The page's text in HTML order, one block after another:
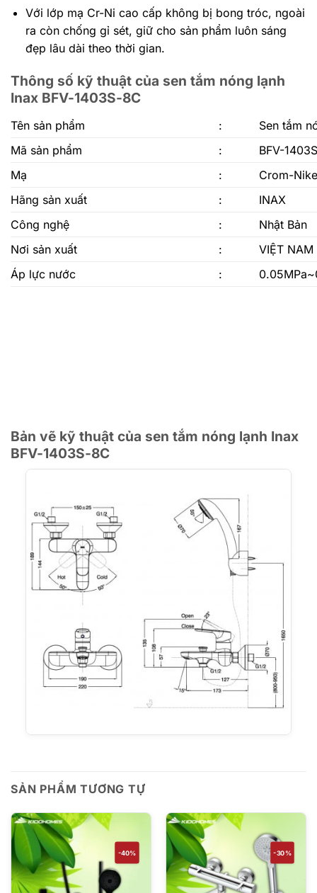
Với lớp mạ Cr-Ni cao cấp không bị bong tróc, ngoài
ra còn chống gỉ sét, giữ cho sản phẩm luôn sáng
đẹp lâu dài theo thời gian.
Thông số kỹ thuật của sen tắm nóng lạnh
Inax BFV-1403S-8C
Tên sản phẩm :
Sen tắm
Mã sản phẩm
:
BFV-
Mạ
:
Crom-
Hãng sản xuất
:
INAX
Công nghệ
:
Nhật Bản
Nơi sản xuất
:
VIỆT NAM
Áp lực nước
:
Bản vẽ kỹ thuật của sen tắm nóng lạnh Inax
BFV-1403S-8C
SẢN PHẨM TƯƠNG TỰ
-40% -30%